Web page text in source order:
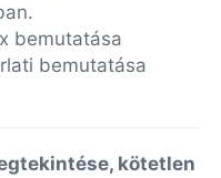
bemutatása
kötetlen